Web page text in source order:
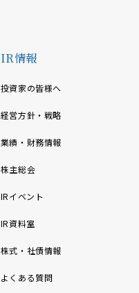
IR情報
投資家の皆様へ
経営方針・戦略
業績・財務情報
株主総会
IRイベント
IR資料室
株式・社債情報
よくある質問